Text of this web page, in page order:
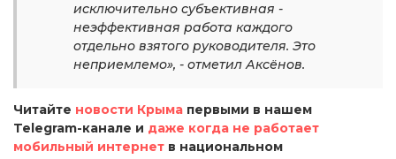
исключительно субъективная -
неэффективная работа каждого
отдельно взятого руководителя. Это
неприемлемо», - отметил Аксёнов.
Читайте новости Крыма первыми в нашем
Telegram-канале и даже когда не работает
мобильный интернет в национальном